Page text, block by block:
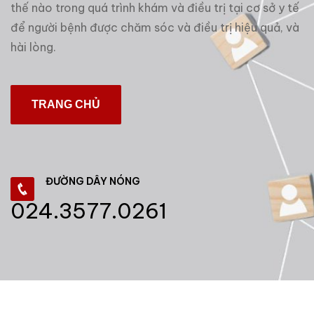
thế nào trong quá trình khám và điều trị tại cơ sở y tế
để người bệnh được chăm sóc và điều trị hiệu quả, và
hài lòng.
TRANG CHỦ
ĐƯỜNG DÂY NÓNG
024.3577.0261